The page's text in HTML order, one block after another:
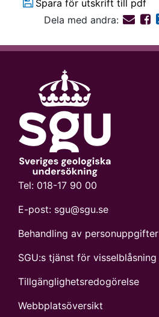
Spara för utskrift till pdf
Dela med andra:
Tel: 018-17 90 00
E-post: sgu@sgu.se
Behandling av personuppgifter
SGU:s tjänst för visselblåsning
Tillgänglighetsredogörelse
Webbplatsöversikt